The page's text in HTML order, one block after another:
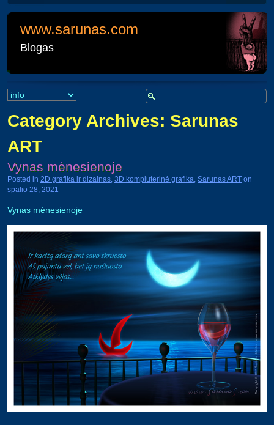
www.sarunas.com
Blogas
Search
Category Archives: Sarunas
ART
Vynas mėnesienoje
Posted in 2D grafika ir dizainas, 3D kompiuterinė grafika, Sarunas ART on
spalio 28, 2021
Vynas mėnesienoje